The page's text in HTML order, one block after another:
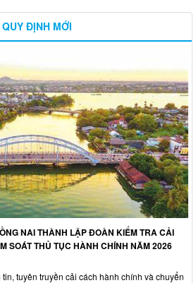
ĐỊNH MỚI
NAI THÀNH LẬP ĐOÀN KIỂM TRA CẢI
SOÁT THỦ TỤC HÀNH CHÍNH NĂM 2026
tuyên truyền cải cách hành chính và chuyển